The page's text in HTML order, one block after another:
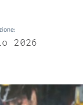
:
2026